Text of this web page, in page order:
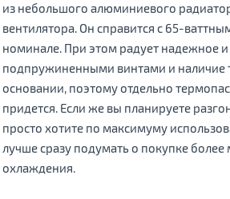
из небольшого алюминиевого
вентилятора. Он справится с 65-
номинале. При этом радует надежное
подпружиненными винтами и наличие
основании, поэтому отдельно
придется. Если же вы планируете
просто хотите по максимуму
лучше сразу подумать о покупке
охлаждения.